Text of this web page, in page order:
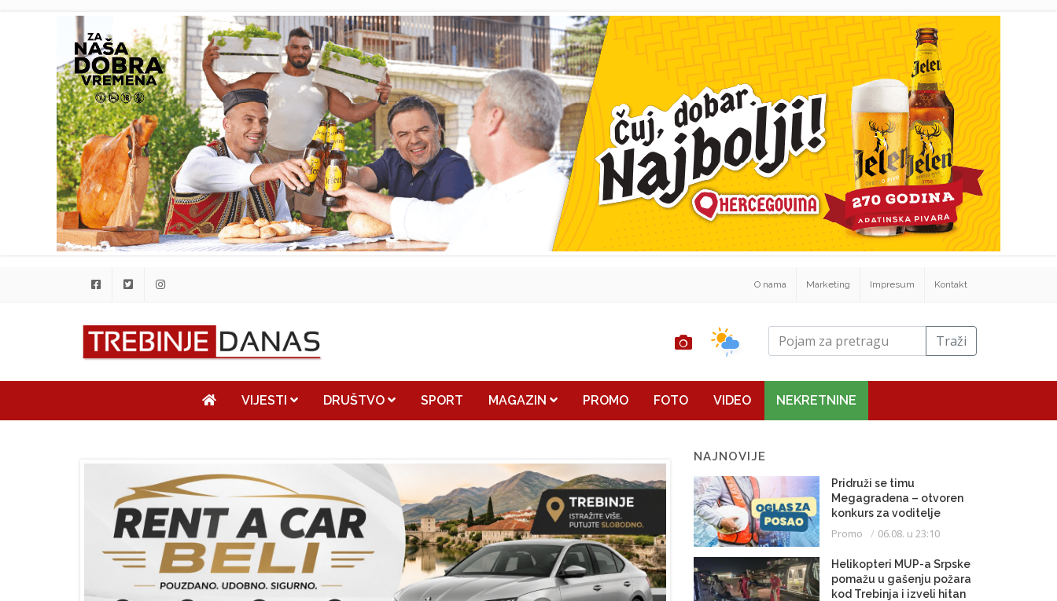
O nama Marketing Impresum Kontakt
Traži
VIJESTI DRUŠTVO SPORT MAGAZIN PROMO FOTO VIDEO NEKRETNINE
NAJNOVIJE
Pridruži se timu
Megagradena – otvoren
konkurs za voditelje
gradilišta
Promo 06.08. u 23:10
Helikopteri MUP-a Srpske
pomažu u gašenju požara
kod Trebinja i izveli hitan